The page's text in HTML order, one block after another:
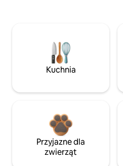
Kuchnia
Przyjazne dla
zwierząt